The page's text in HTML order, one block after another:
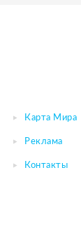
Карта Мира
Реклама
Контакты